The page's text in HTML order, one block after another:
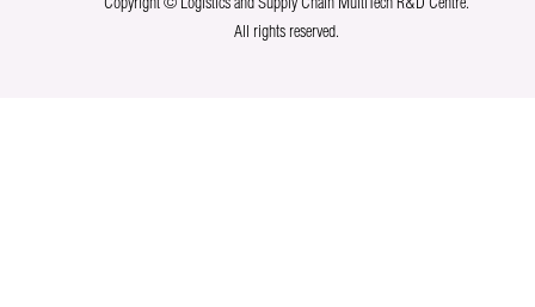
Copyright © Logistics and Supply Chain MultiTech R&D Centre.
All rights reserved.